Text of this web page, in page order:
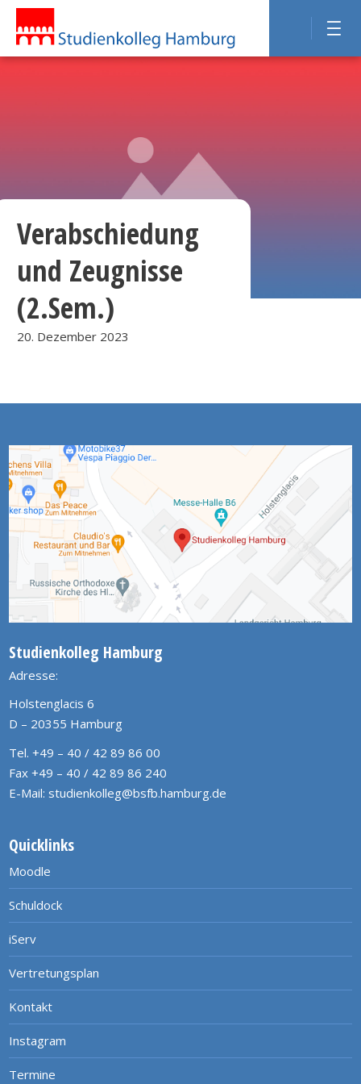
Verabschiedung
und Zeugnisse
(2.Sem.)
20. Dezember 2023
Studienkolleg Hamburg
Adresse:
Holstenglacis 6
D – 20355 Hamburg
Tel. +49 – 40 / 42 89 86 00
Fax +49 – 40 / 42 89 86 240
E-Mail: studienkolleg@bsfb.hamburg.de
Quicklinks
Moodle
Schuldock
iServ
Vertretungsplan
Kontakt
Instagram
Termine